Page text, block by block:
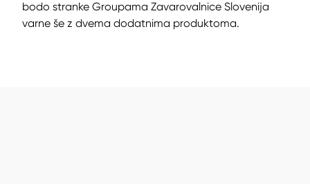
bodo stranke Groupama Zavarovalnice Slovenija
varne še z dvema dodatnima produktoma.